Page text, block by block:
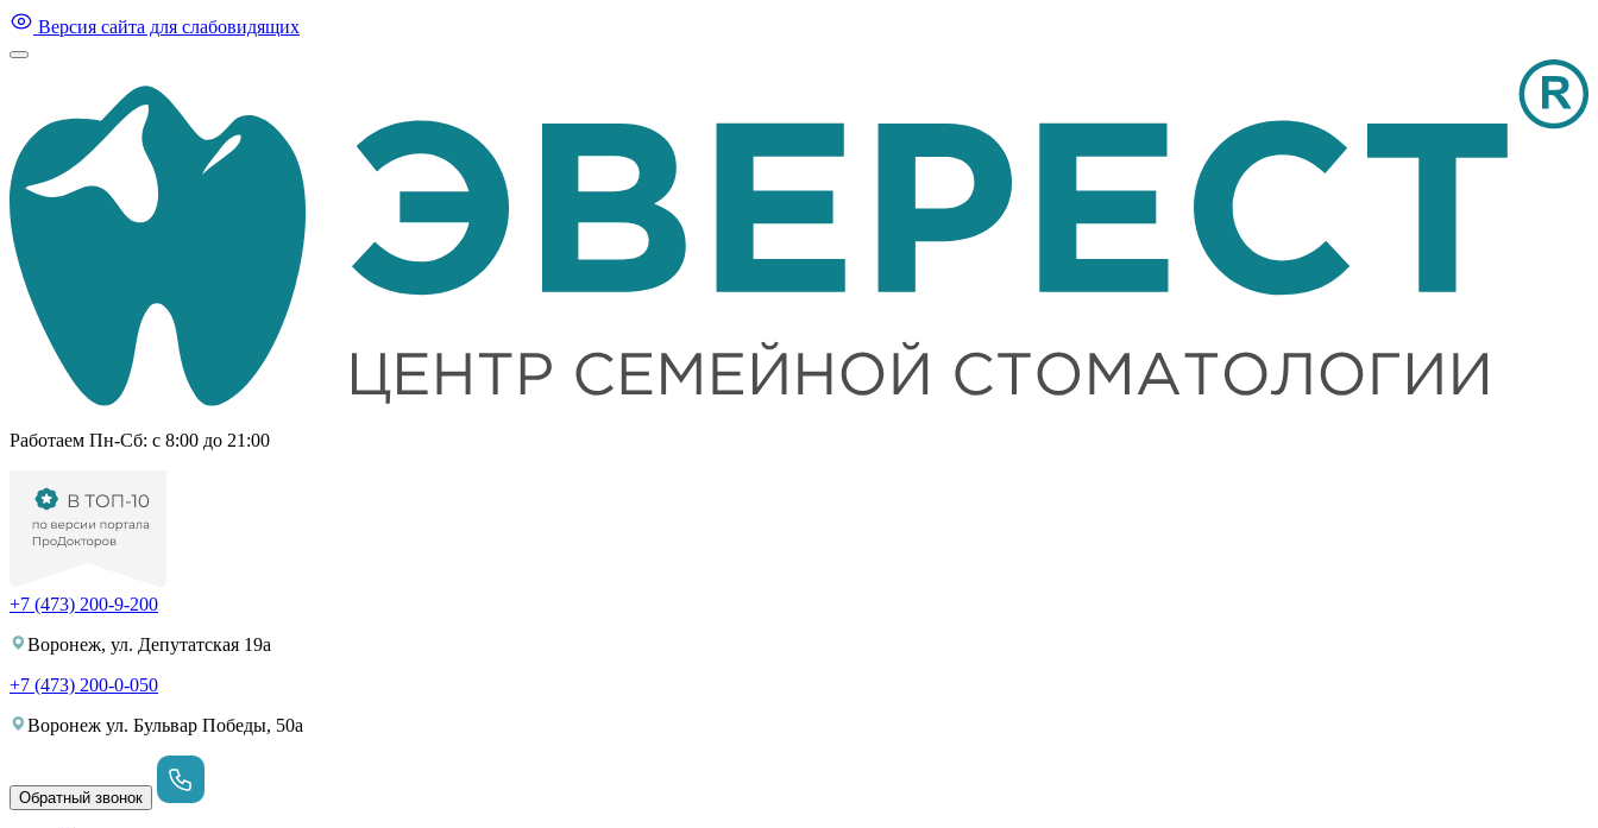
Версия сайта для слабовидящих
Работаем Пн-Cб: с 8:00 до 21:00
+7 (473) 200-9-200
Воронеж, ул. Депутатская 19а
+7 (473) 200-0-050
Воронеж ул. Бульвар Победы, 50а
Обратный звонок